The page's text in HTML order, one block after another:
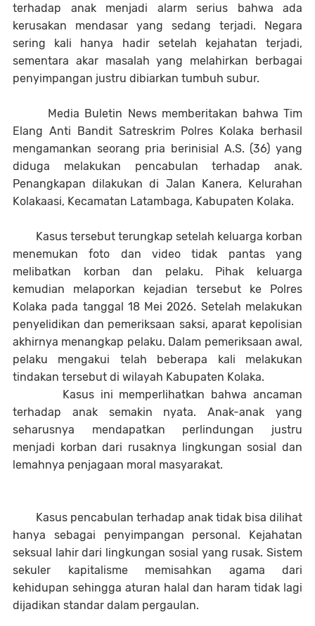
terhadap anak menjadi alarm serius bahwa ada
kerusakan mendasar yang sedang terjadi. Negara
sering kali hanya hadir setelah kejahatan terjadi,
sementara akar masalah yang melahirkan berbagai
penyimpangan justru dibiarkan tumbuh subur.
Media Buletin News memberitakan bahwa Tim
Elang Anti Bandit Satreskrim Polres Kolaka berhasil
mengamankan seorang pria berinisial A.S. (36) yang
diduga melakukan pencabulan terhadap anak.
Penangkapan dilakukan di Jalan Kanera, Kelurahan
Kolakaasi, Kecamatan Latambaga, Kabupaten Kolaka.
Kasus tersebut terungkap setelah keluarga korban
menemukan foto dan video tidak pantas yang
melibatkan korban dan pelaku. Pihak keluarga
kemudian melaporkan kejadian tersebut ke Polres
Kolaka pada tanggal 18 Mei 2026. Setelah melakukan
penyelidikan dan pemeriksaan saksi, aparat kepolisian
akhirnya menangkap pelaku. Dalam pemeriksaan awal,
pelaku mengakui telah beberapa kali melakukan
tindakan tersebut di wilayah Kabupaten Kolaka.
Kasus ini memperlihatkan bahwa ancaman
terhadap anak semakin nyata. Anak-anak yang
seharusnya mendapatkan perlindungan justru
menjadi korban dari rusaknya lingkungan sosial dan
lemahnya penjagaan moral masyarakat.
Kasus pencabulan terhadap anak tidak bisa dilihat
hanya sebagai penyimpangan personal. Kejahatan
seksual lahir dari lingkungan sosial yang rusak. Sistem
sekuler kapitalisme memisahkan agama dari
kehidupan sehingga aturan halal dan haram tidak lagi
dijadikan standar dalam pergaulan.